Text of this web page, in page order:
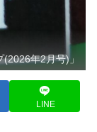
年2月号)」
LINE